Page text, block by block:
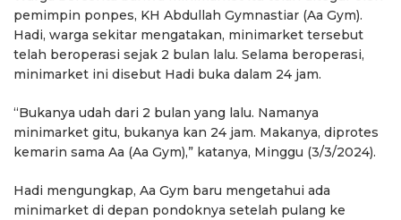
pemimpin ponpes, KH Abdullah Gymnastiar (Aa Gym).
Hadi, warga sekitar mengatakan, minimarket tersebut
telah beroperasi sejak 2 bulan lalu. Selama beroperasi,
minimarket ini disebut Hadi buka dalam 24 jam.
“Bukanya udah dari 2 bulan yang lalu. Namanya
minimarket gitu, bukanya kan 24 jam. Makanya, diprotes
kemarin sama Aa (Aa Gym),” katanya, Minggu (3/3/2024).
Hadi mengungkap, Aa Gym baru mengetahui ada
minimarket di depan pondoknya setelah pulang ke